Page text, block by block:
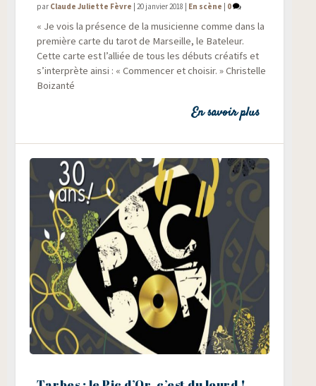
par Claude Juliette Fèvre |20 janvier 2018 En scène 0
« Je vois la pré­sence de la musi­cienne comme dans la
pre­mière carte du tarot de Mar­seille, le Bate­leur.
Cette carte est l’alliée de tous les débuts créa­tifs et
s’interprète ain­si : « Com­men­cer et choi­sir. » Chris­telle
Boizanté
En savoir plus